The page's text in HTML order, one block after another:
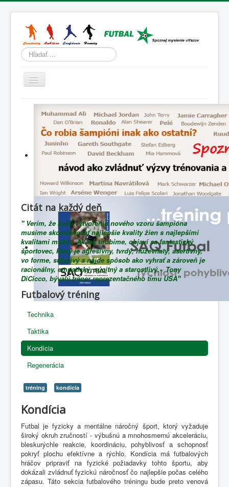
Hľadať
Prepnúť
Domov
Športová psychológia
Životný štýl
Lenivá lopta
Blog
Citát na každý deň
" Verím, že kvôli vytvoreniu nového vzoru šampióna
musíme skombinovať najlepšie kvality žien s najlepšími
kvalitami mužov. Ak tak urobíme, objaví sa fantastický
športovec, ktorý je agresívny, tvrdý, húževnatý, asertívny,
vo forme, súťaživý a nájde spôsob ako vyhrať a zároveň je
racionálny, empatický, súcitný a starostlivý.~ Tony
DiCicco, bývalý tréner reprezentačného tímu USA"
Futbalový tréning
Technika
Taktika
Kondícia
Regenerácia
tréning kondícia
Kondícia
Futbal je fyzicky a mentálne náročný šport, ktorý vyžaduje
široký okruh zručností - výbušnú a mnohosmernú akceleráciu,
bleskurýchle reakcie, koordináciu, pohyblivosť a schopnosť
pokryť plochu efektívne a rýchlo. Kondícia má futbalových
hráčov pripraviť na fyzické požiadavky tohto športu, aby
dokázali zvládnuť fyzickú náročnosť čo najlepšie počas celého
zápasu. Táto sekcia futbalového tréningu bude preto venová